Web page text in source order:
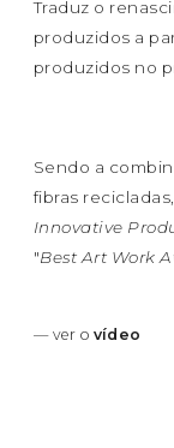
Traduz o
produzidos a
produzidos no
Sendo a
fibras
Innovative
"Best Art Work
— ver o vídeo